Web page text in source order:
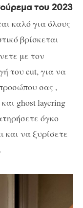
του 2023
καλό για όλους
βρίσκεται
με τον
του cut, για να
σας ,
ghost layering
όγκο
και να ξυρίσετε